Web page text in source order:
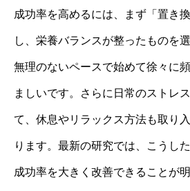
成功率を高めるには、まず「置き
し、栄養バランスが整ったものを
無理のないペースで始めて徐々に
ましいです。さらに日常のストレ
て、休息やリラックス方法も取り
ります。最新の研究では、こうし
成功率を大きく改善できることが